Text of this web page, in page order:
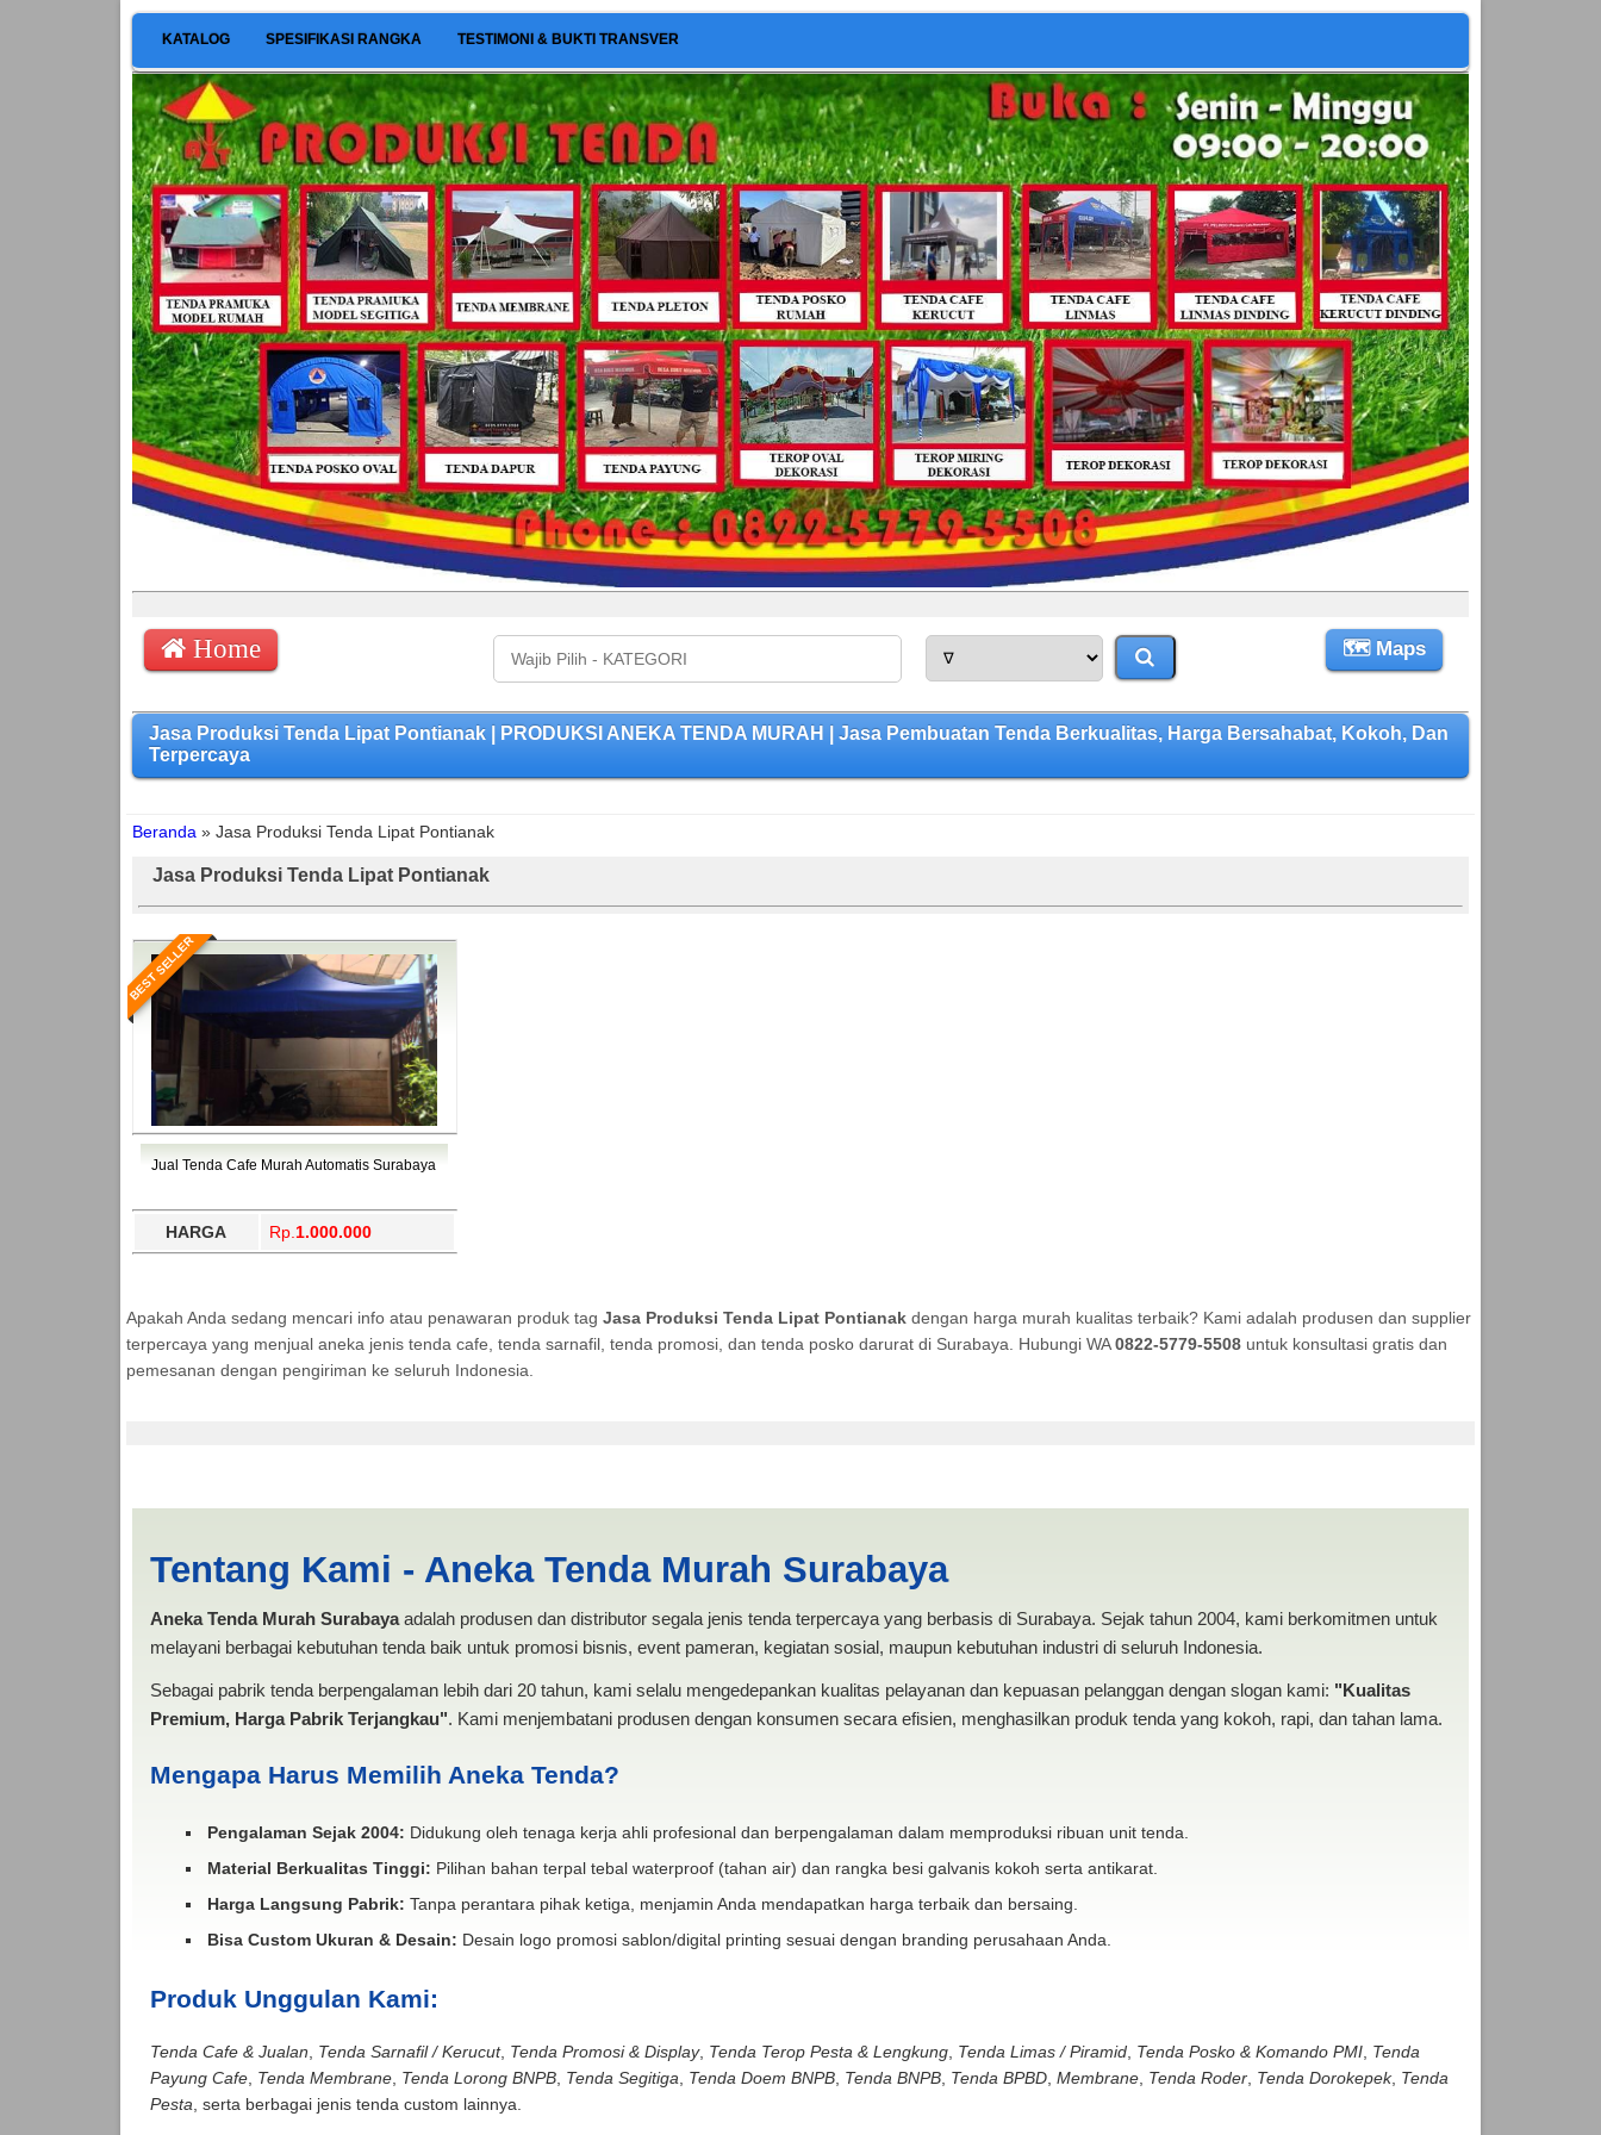
KATALOG SPESIFIKASI RANGKA TESTIMONI & BUKTI TRANSVER
Home 🗺 Maps
Jasa Produksi Tenda Lipat Pontianak | PRODUKSI ANEKA TENDA MURAH | Jasa Pembuatan Tenda Berkualitas, Harga Bersahabat, Kokoh, Dan
Terpercaya
Beranda » Jasa Produksi Tenda Lipat Pontianak
Jasa Produksi Tenda Lipat Pontianak
BEST SELLER
Jual Tenda Cafe Murah Automatis Surabaya
HARGA Rp. 1.000.000
Apakah Anda sedang mencari info atau penawaran produk tag Jasa Produksi Tenda Lipat Pontianakdengan harga murah kualitas terbaik? Kami adalah produsen dan supplier
terpercaya yang menjual aneka jenis tenda cafe, tenda sarnafil, tenda promosi, dan tenda posko darurat di Surabaya. Hubungi WA0822-5779-5508untuk konsultasi gratis dan
pemesanan dengan pengiriman ke seluruh Indonesia.
Tentang Kami - Aneka Tenda Murah Surabaya
Aneka Tenda Murah Surabayaadalah produsen dan distributor segala jenis tenda terpercaya yang berbasis di Surabaya. Sejak tahun 2004, kami berkomitmen untuk
melayani berbagai kebutuhan tenda baik untuk promosi bisnis, event pameran, kegiatan sosial, maupun kebutuhan industri di seluruh Indonesia.
Sebagai pabrik tenda berpengalaman lebih dari 20 tahun, kami selalu mengedepankan kualitas pelayanan dan kepuasan pelanggan dengan slogan kami: "Kualitas
Premium, Harga Pabrik Terjangkau". Kami menjembatani produsen dengan konsumen secara efisien, menghasilkan produk tenda yang kokoh, rapi, dan tahan lama.
Mengapa Harus Memilih Aneka Tenda?
Pengalaman Sejak 2004: Didukung oleh tenaga kerja ahli profesional dan berpengalaman dalam memproduksi ribuan unit tenda.
Material Berkualitas Tinggi: Pilihan bahan terpal tebal waterproof (tahan air) dan rangka besi galvanis kokoh serta antikarat.
Harga Langsung Pabrik: Tanpa perantara pihak ketiga, menjamin Anda mendapatkan harga terbaik dan bersaing.
Bisa Custom Ukuran & Desain: Desain logo promosi sablon/digital printing sesuai dengan branding perusahaan Anda.
Produk Unggulan Kami:
Tenda Cafe & Jualan Tenda Sarnafil / Kerucut, Tenda Promosi & Display, Tenda Terop Pesta & Lengkung, Tenda Limas / Piramid, Tenda Posko & Komando PMI, Tenda
Payung Cafe, Tenda Membrane, Tenda Lorong BNPB, Tenda Segitiga Tenda Doem BNPB, Tenda BNPB, Tenda BPBD, Membrane, Tenda Roder, Tenda Dorokepek, Tenda
Pesta , serta berbagai jenis tenda custom lainnya.